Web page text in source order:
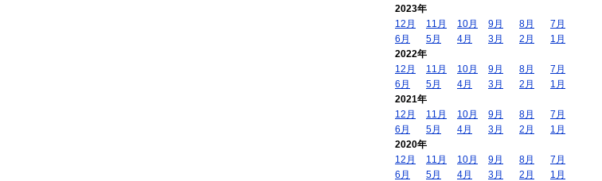
2023年
12月
11月 10月 9月 8月
7月
6月
5月 4月 3月 2月
1月
2022年
12月
11月 10月 9月 8月
7月
6月
5月 4月 3月 2月
1月
2021年
12月
11月 10月 9月 8月
7月
6月
5月 4月 3月 2月
1月
2020年
12月
11月 10月 9月 8月
7月
6月
5月 4月 3月 2月
1月